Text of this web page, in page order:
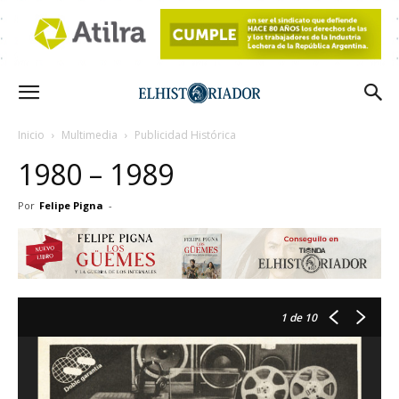
Inicio Multimedia Publicidad Histórica
1980 – 1989
Por Felipe Pigna -
1 de 10